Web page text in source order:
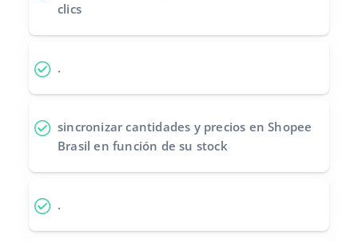
中文
clics
.
sincronizar cantidades y precios en Shopee
Brasil en función de su stock
.